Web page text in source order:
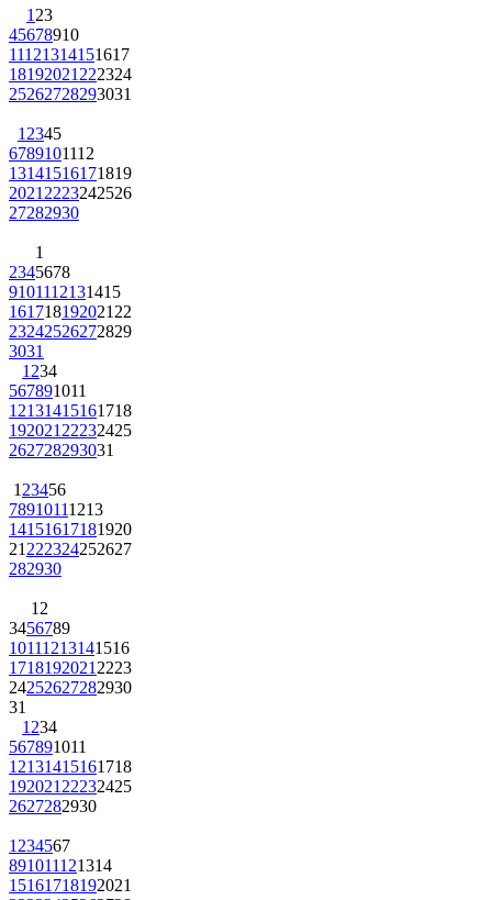
1 23
45678910
11121314151617
18192021 222324
25262728293031
1 2345
6789101112
13141516171819
2021 2223242526
27282930
1
2345678
9101112131415
161718192021 22
23242526272829
3031
1 234
567891011
12131415161718
192021 22232425
262728293031
1 23456
78910111213
14151617181920
21 222324252627
282930
1 2
3456789
10111213141516
1718192021 2223
24252627282930
31
1 234
567891011
12131415161718
192021 22232425
2627282930
1 234567
891011121314
15161718192021